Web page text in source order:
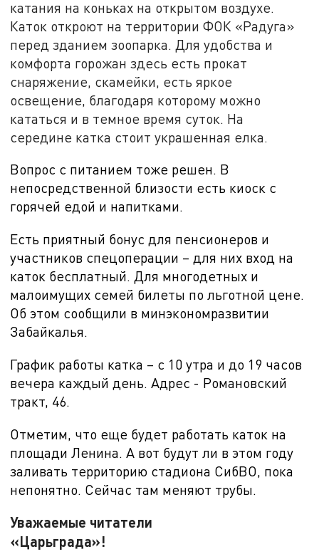
катания на коньках на открытом воздухе.
Каток откроют на территории ФОК «Радуга»
перед зданием зоопарка. Для удобства и
комфорта горожан здесь есть прокат
снаряжение, скамейки, есть яркое
освещение, благодаря которому можно
кататься и в темное время суток. На
середине катка стоит украшенная елка.
Вопрос с питанием тоже решен. В
непосредственной близости есть киоск с
горячей едой и напитками.
Есть приятный бонус для пенсионеров и
участников спецоперации – для них вход на
каток бесплатный. Для многодетных и
малоимущих семей билеты по льготной цене.
Об этом сообщили в минэкономразвитии
Забайкалья.
График работы катка – с 10 утра и до 19 часов
вечера каждый день. Адрес - Романовский
тракт, 46.
Отметим, что еще будет работать каток на
площади Ленина. А вот будут ли в этом году
заливать территорию стадиона СибВО, пока
непонятно. Сейчас там меняют трубы.
Уважаемые читатели
«Царьграда»!